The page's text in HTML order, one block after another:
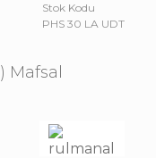
Stok Kodu
PHS 30 LA UDT
Mafsal